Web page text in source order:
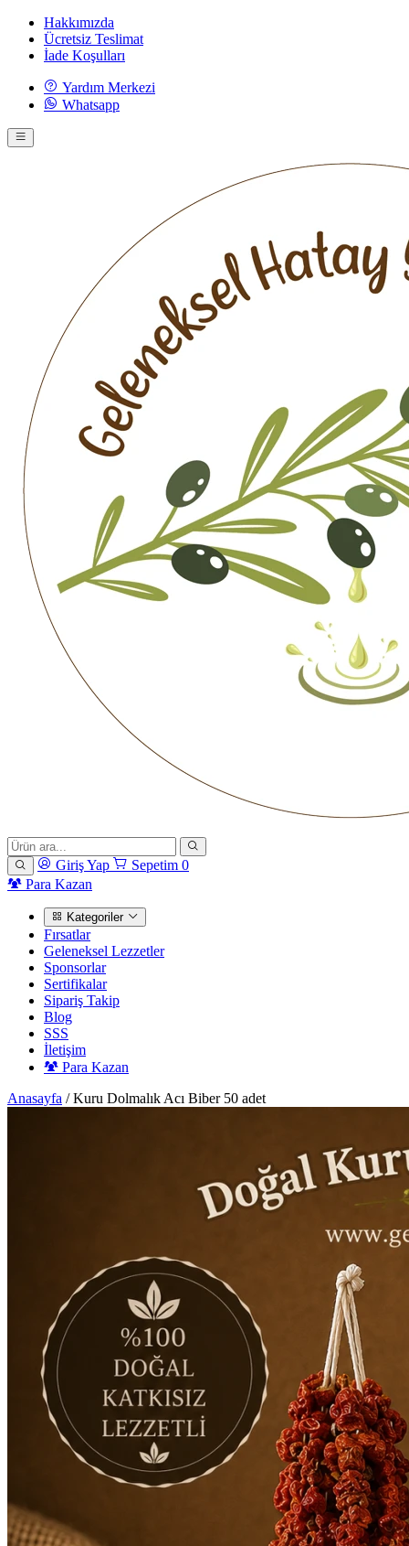
Hakkımızda
Ücretsiz Teslimat
İade Koşulları
Yardım Merkezi
Whatsapp
Giriş Yap Sepetim 0
Para Kazan
Kategoriler
Fırsatlar
Geleneksel Lezzetler
Sponsorlar
Sertifikalar
Sipariş Takip
Blog
SSS
İletişim
Para Kazan
Anasayfa / Kuru Dolmalık Acı Biber 50 adet